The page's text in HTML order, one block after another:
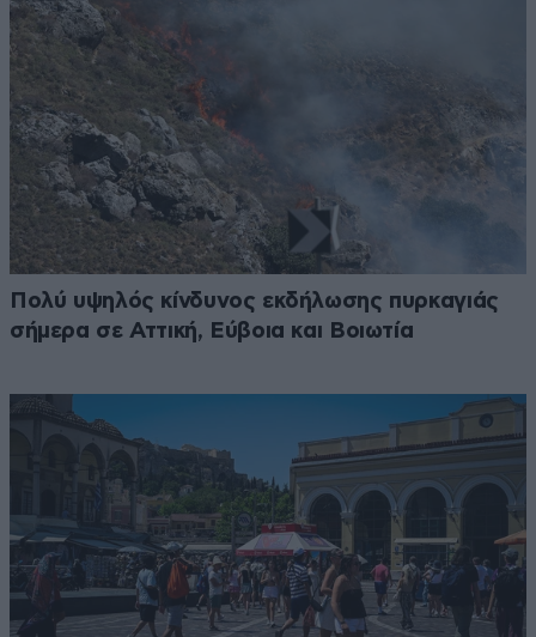
Πολύ υψηλός κίνδυνος εκδήλωσης πυρκαγιάς
σήμερα σε Αττική, Εύβοια και Βοιωτία